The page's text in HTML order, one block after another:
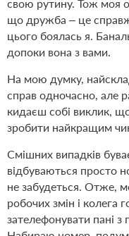
свою рутину. Тож моя
що дружба – це
цього боялась я.
допоки вона з вами.
На мою думку,
справ одночасно, але
кидаєш собі виклик,
зробити найкращим
Смішних випадків
відбуваються просто
не забудеться. Отже,
робочих змін і колега
зателефонувати пані з